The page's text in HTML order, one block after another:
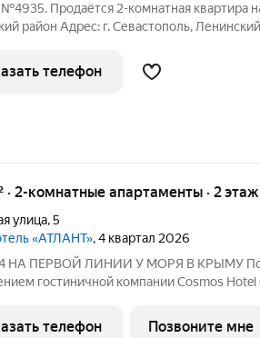
Продаётся 2-комнатная квартира
район Адрес: г. Севастополь,
двухкомнатная квартира в тихом, уютном
телефон
· 2-комнатные апартаменты · 2
улица,5
«АТЛАНТ», 4 квартал 2026
НА ПЕРВОЙ ЛИНИИ У МОРЯ В КРЫМУ
гостиничной компании Cosmos Hotel
Stay Sevastopol Atlant Apartments это современный
телефон Позвоните мне